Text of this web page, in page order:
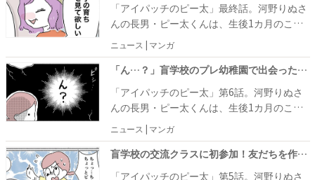
「アイパッチのピー太」最終話。河野りぬさ
んの長男・ピー太くんは、生後1カ月のこ
ろ、左目の「先天白内障」が判明し、手術を
受けました。退院後は視力訓練のためにコン
タクトとアイパッチをつける生活が始まりま
す。 そんなピー太くんを見て、アイパッチを
つけている友だちができたら……と考えるよ
うになった河野りぬさん。盲学校で開催され
る未就学児の交流クラスへ通うことにしまし
た。
ニュース | マンガ
「ん…？」盲学校のプレ幼稚園で出会った先生の、耳を疑う発言とは？ #アイパッチのピー太 6
「アイパッチのピー太」第6話。河野りぬさ
んの長男・ピー太くんは、生後1カ月のこ
ろ、左目の「先天白内障」が判明。幸い良い
医師との出会いがあり、無事手術を受けるこ
とができました。退院後は視力訓練のために
コンタクトとアイパッチをつける生活が始ま
ニュース | マンガ
盲学校の交流クラスに初参加！友だちを作りに行ったはずなのに… #アイパッチのピー太 5
「アイパッチのピー太」第5話。河野りぬさ